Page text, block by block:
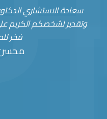
سعادة الاستشاري
وتقدير لشخصكم الكريم
فخر